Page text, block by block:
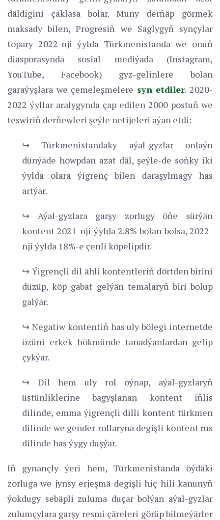
däldigini çaklasa bolar. Muny derňäp görmek
maksady bilen, Progresiň we Saglygyň synçylar
topary 2022-nji ýylda Türkmenistanda we onuň
diasporasynda sosial mediýada (Instagram,
YouTube, Facebook) gyz-gelinlere bolan
garaýyşlara we çemeleşmelere syn etdiler. 2020-
2022 ýyllar aralygynda çap edilen 2000 postuň we
teswiriň derňewleri şeýle netijeleri aýan etdi:
↪ Türkmenistandaky aýal-gyzlar onlaýn
dünýäde howpdan azat däl, şeýle-de soňky iki
ýylda olara ýigrenç bilen daraşylmagy has
artýar.
↪ Aýal-gyzlara garşy zorlugy öňe sürýän
kontent 2021-nji ýylda 2.8% bolan bolsa, 2022-
nji ýylda 18%-e çenli köpelipdir.
↪ Ýigrençli dil ähli kontentleriň dörtden birini
düzüp, köp gabat gelýän temalaryň biri bolup
galýar.
↪ Negatiw kontentiň has uly bölegi internetde
özüni erkek hökmünde tanadýanlardan gelip
çykýar.
↪ Dil hem uly rol oýnap, aýal-gyzlaryň
üstünliklerine bagyşlanan kontent iňlis
dilinde, emma ýigrençli dilli kontent türkmen
dilinde we gender rollaryna degişli kontent rus
dilinde has ýygy duşýar.
Iň gynançly ýeri hem, Türkmenistanda öýdäki
zorluga we jynsy erjeşmä degişli hiç hili kanunyň
ýokdugy sebäpli zuluma duçar bolýan aýal-gyzlar
zulumçylara garşy resmi çäreleri görüp bilmeýärler